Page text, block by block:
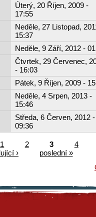
Úterý, 20 Říjen, 2009 -
17:55
Neděle, 27 Listopad,
15:37
Neděle, 9 Září, 2012 -
Čtvrtek, 29 Červenec,
- 16:03
Pátek, 9 Říjen, 2009 -
Neděle, 4 Srpen, 2013 -
15:46
Středa, 6 Červen, 2012 -
09:36
1 2 3
4
›
poslední »